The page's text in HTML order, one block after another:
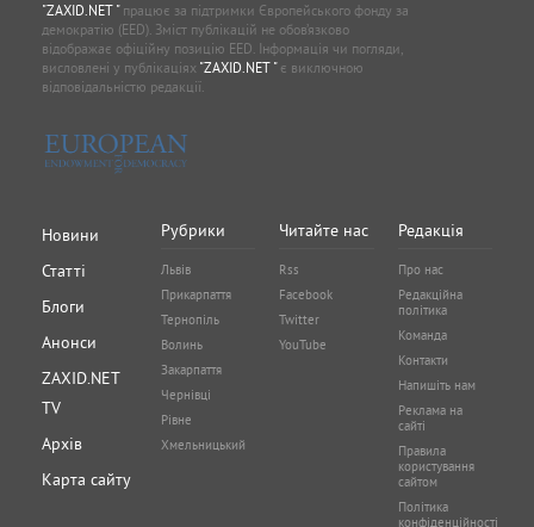
"ZAXID.NET "працює за підтримки Європейського фонду за
демократію (EED). Зміст публікацій не обов’язково
відображає офіційну позицію EED. Інформація чи погляди,
висловлені у публікаціях "ZAXID.NET "є виключною
відповідальністю редакції.
Новини
Статті
Блоги
Анонси
ZAXID.NET
TV
Архів
Карта сайту
Рубрики
Львів
Прикарпаття
Тернопіль
Волинь
Закарпаття
Чернівці
Рівне
Хмельницький
Читайте нас
Rss
Facebook
Twitter
YouTube
Редакція
Про нас
Редакційна
політика
Команда
Контакти
Напишіть нам
Реклама на
сайті
Правила
користування
сайтом
Політика
конфіденційності